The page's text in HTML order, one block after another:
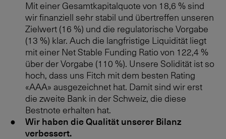
Mit einer Gesamtkapitalquote von 18,6 % sind
wir finanziell sehr stabil und übertreffen unseren
Zielwert (16 %) und die regulatorische Vorgabe
(13 %) klar. Auch die langfristige Liquidität liegt
mit einer Net Stable Funding Ratio von 122,4 %
über der Vorgabe (110 %). Unsere Solidität ist so
hoch, dass uns Fitch mit dem besten Rating
«AAA» ausgezeichnet hat. Damit sind wir erst
die zweite Bank in der Schweiz, die diese
Bestnote erhalten hat.
Wir haben die Qualität unserer Bilanz
verbessert.